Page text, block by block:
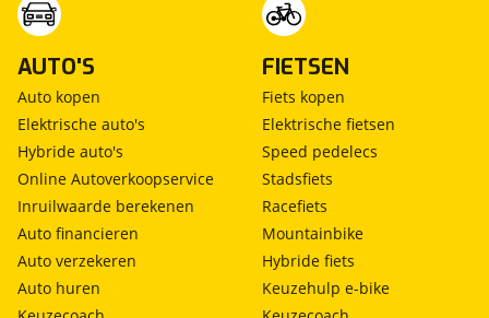
AUTO'S
Auto kopen
Elektrische auto's
Hybride auto's
Online Autoverkoopservice
Inruilwaarde berekenen
Auto financieren
Auto verzekeren
Auto huren
FIETSEN
Fiets kopen
Elektrische fietsen
Speed pedelecs
Stadsfiets
Racefiets
Mountainbike
Hybride fiets
Keuzehulp e-bike